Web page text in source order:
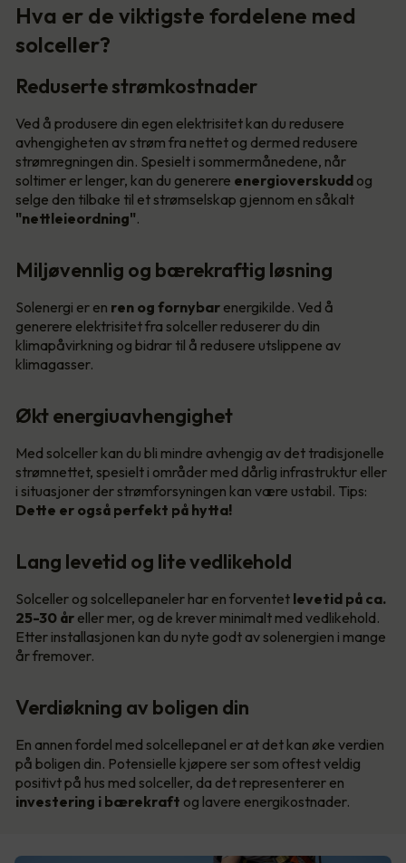
Hva er de viktigste fordelene med
solceller?
Reduserte strømkostnader
Ved å produsere din egen elektrisitet kan du redusere
avhengigheten av strøm fra nettet og dermed redusere
strømregningen din. Spesielt i sommermånedene, når
soltimer er lenger, kan du generere energioverskudd og
selge den tilbake til et strømselskap gjennom en såkalt
"nettleieordning".
Miljøvennlig og bærekraftig løsning
Solenergi er en ren og fornybar energikilde. Ved å
generere elektrisitet fra solceller reduserer du din
klimapåvirkning og bidrar til å redusere utslippene av
klimagasser.
Økt energiuavhengighet
Med solceller kan du bli mindre avhengig av det tradisjonelle
strømnettet, spesielt i områder med dårlig infrastruktur eller
i situasjoner der strømforsyningen kan være ustabil. Tips:
Dette er også perfekt på hytta!
Lang levetid og lite vedlikehold
Solceller og solcellepaneler har en forventet levetid på ca.
25-30 år eller mer, og de krever minimalt med vedlikehold.
Etter installasjonen kan du nyte godt av solenergien i mange
år fremover.
Verdiøkning av boligen din
En annen fordel med solcellepanel er at det kan øke verdien
på boligen din. Potensielle kjøpere ser som oftest veldig
positivt på hus med solceller, da det representerer en
investering i bærekraft og lavere energikostnader.